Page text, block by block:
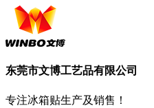
东莞市文博工艺品有限公司
专注冰箱贴生产及销售！